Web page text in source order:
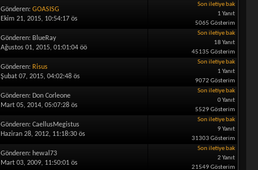
Gönderen:GOASISG
Ekim 21, 2015, 10:54:17 ös
Son iletiye bak
1 Yanıt
5065 Gösterim
Gönderen: BlueRay
Ağustos 01, 2015, 01:01:04 öö
Son iletiye bak
18 Yanıt
45135 Gösterim
Gönderen: Risus
Şubat 07, 2015, 04:02:48 ös
Son iletiye bak
1 Yanıt
9072 Gösterim
Gönderen: Don Corleone
Mart 05, 2014, 05:07:28 ös
Son iletiye bak
0 Yanıt
5529 Gösterim
Gönderen: CaellusMegistus
Haziran 28, 2012, 11:18:30 ös
Son iletiye bak
9 Yanıt
31303 Gösterim
Gönderen: hewal73
Mart 03, 2009, 11:50:01 ös
Son iletiye bak
2 Yanıt
21549 Gösterim